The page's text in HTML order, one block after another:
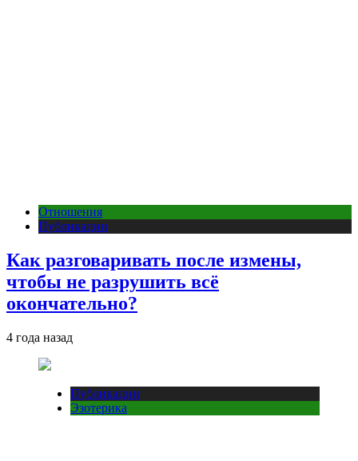
Отношения
Публикации
Как разговаривать после измены,
чтобы не разрушить всё
окончательно?
4 года назад
Публикации
Эзотерика